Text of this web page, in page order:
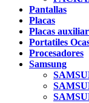
Pantallas
Placas
Placas
Portatiles
Procesadores
Samsung